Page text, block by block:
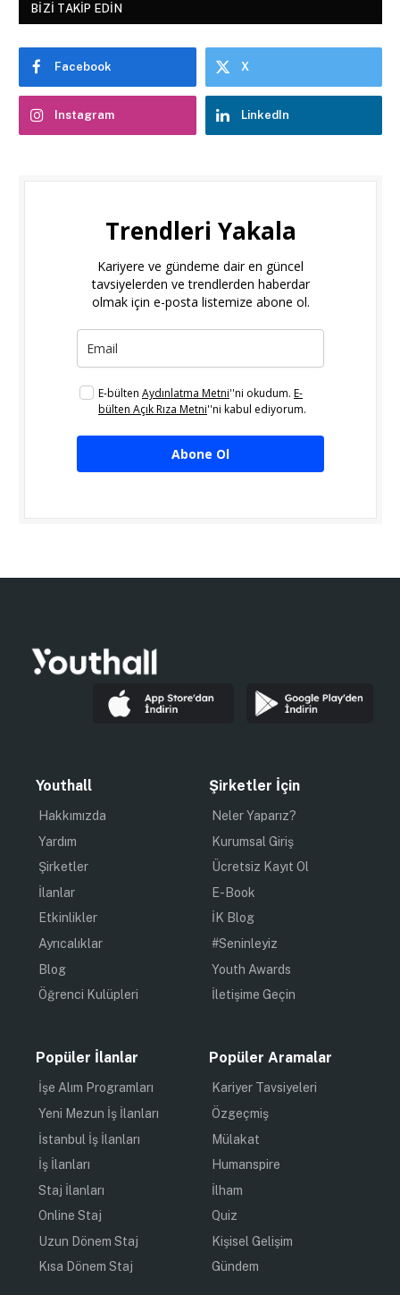
BIZI TAKIP EDIN
Facebook X
Instagram LinkedIn
Trendleri Yakala
Kariyere ve gündeme dair en güncel
tavsiyelerden ve trendlerden haberdar
olmak için e-posta listemize abone ol.
E-bülten Aydınlatma Metni''ni okudum. E-
bülten Açık Rıza Metni''ni kabul ediyorum.
Abone Ol
Youthall
Hakkımızda
Yardım
Şirketler
İlanlar
Etkinlikler
Ayrıcalıklar
Blog
Öğrenci Kulüpleri
Şirketler İçin
Neler Yaparız?
Kurumsal Giriş
Ücretsiz Kayıt Ol
E-Book
İK Blog
#Seninleyiz
Youth Awards
İletişime Geçin
Popüler İlanlar
İşe Alım Programları
Yeni Mezun İş İlanları
İstanbul İş İlanları
İş İlanları
Staj İlanları
Online Staj
Uzun Dönem Staj
Kısa Dönem Staj
Popüler Aramalar
Kariyer Tavsiyeleri
Özgeçmiş
Mülakat
Humanspire
İlham
Quiz
Kişisel Gelişim
Gündem